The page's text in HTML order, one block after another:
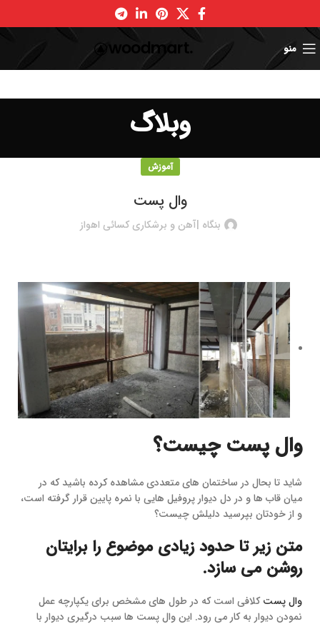
منو
وبلاگ
آموزش
وال پست
بنگاه |آهن و برشکاری کسائی اهواز
وال پست چیست؟
شاید تا بحال در ساختمان های متعددی مشاهده کرده باشید که در
میان قاب ها و در دل دیوار پروفیل هایی با نمره پایین قرار گرفته است،
و از خودتان بپرسید دلیلش چیست؟
متن زیر تا حدود زیادی موضوع را برایتان
روشن می سازد.
وال پستکلافی است که در طول های مشخص برای یکپارچه عمل
نمودن دیوار به کار می رود. این وال پست ها سبب درگیری دیوار با